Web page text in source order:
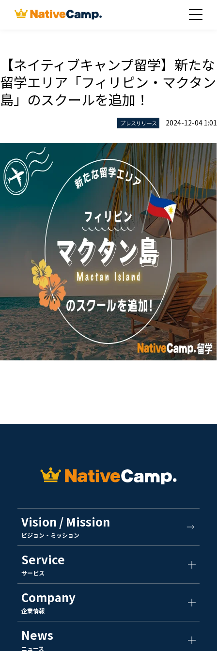
【ネイティブキャンプ留学】新たな
留学エリア「フィリピン・マクタン
島」のスクールを追加！
プレスリリース 2024-12-04 1:01
Vision / Mission
ビジョン・ミッション
Service
サービス
Company
企業情報
News
ニュース